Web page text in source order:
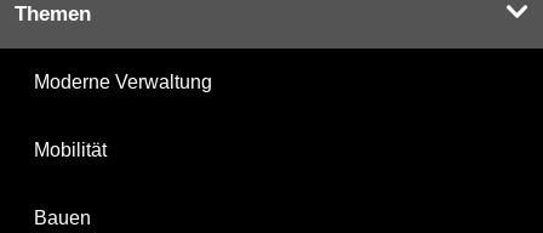
Themen
Moderne Verwaltung
Mobilität
Bauen